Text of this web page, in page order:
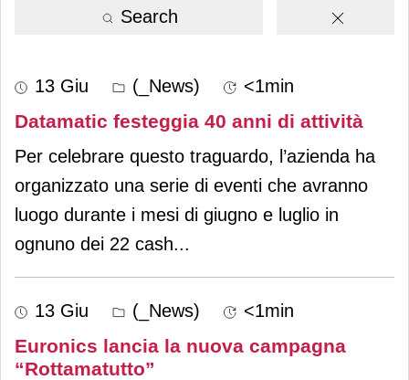
Search
13 Giu (_News) <1min
Datamatic festeggia 40 anni di attività
Per celebrare questo traguardo, l’azienda ha
organizzato una serie di eventi che avranno
luogo durante i mesi di giugno e luglio in
ognuno dei 22 cash...
13 Giu (_News) <1min
Euronics lancia la nuova campagna
“Rottamatutto”